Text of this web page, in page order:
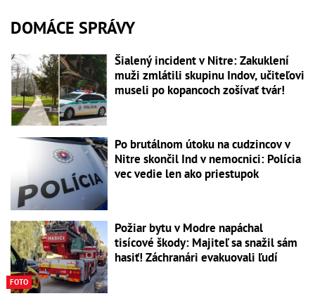
DOMÁCE SPRÁVY
Šialený incident v Nitre: Zakuklení
muži zmlátili skupinu Indov, učiteľovi
museli po kopancoch zošívať tvár!
Po brutálnom útoku na cudzincov v
Nitre skončil Ind v nemocnici: Polícia
vec vedie len ako priestupok
FOTO
Požiar bytu v Modre napáchal
tisícové škody: Majiteľ sa snažil sám
hasiť! Záchranári evakuovali ľudí